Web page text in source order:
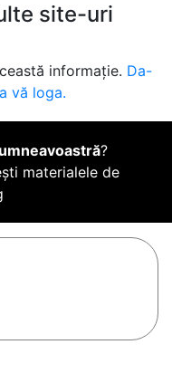
site-uri
informație. Da-
vă loga.
?
materialele de